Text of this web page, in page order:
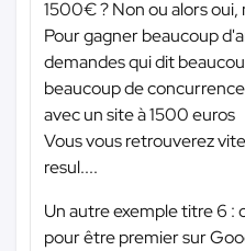
1500€ ? Non ou alors
Pour gagner beaucoup
demandes qui dit
beaucoup de
avec un site à 1500 euros
Vous vous retrouverez
resul....
Un autre exemple titre 6
pour être premier sur